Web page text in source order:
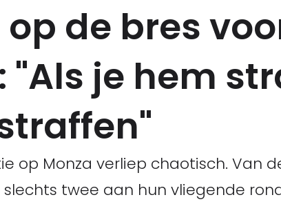
de bres
"Als je hem
op Monza verliep chaotisch. Van
twee aan hun vliegende